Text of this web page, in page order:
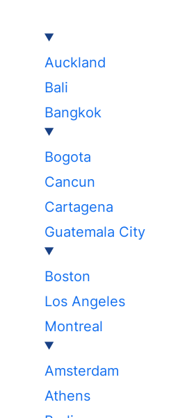
Auckland
Bali
Bangkok
Bogota
Cancun
Cartagena
Guatemala City
Boston
Los Angeles
Montreal
Amsterdam
Athens